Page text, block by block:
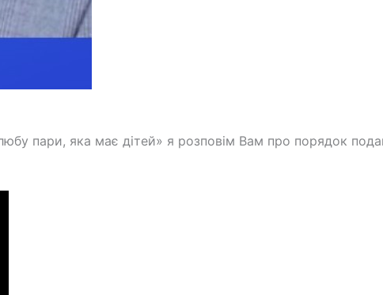
пари, яка має дітей» я розповім Вам про порядок